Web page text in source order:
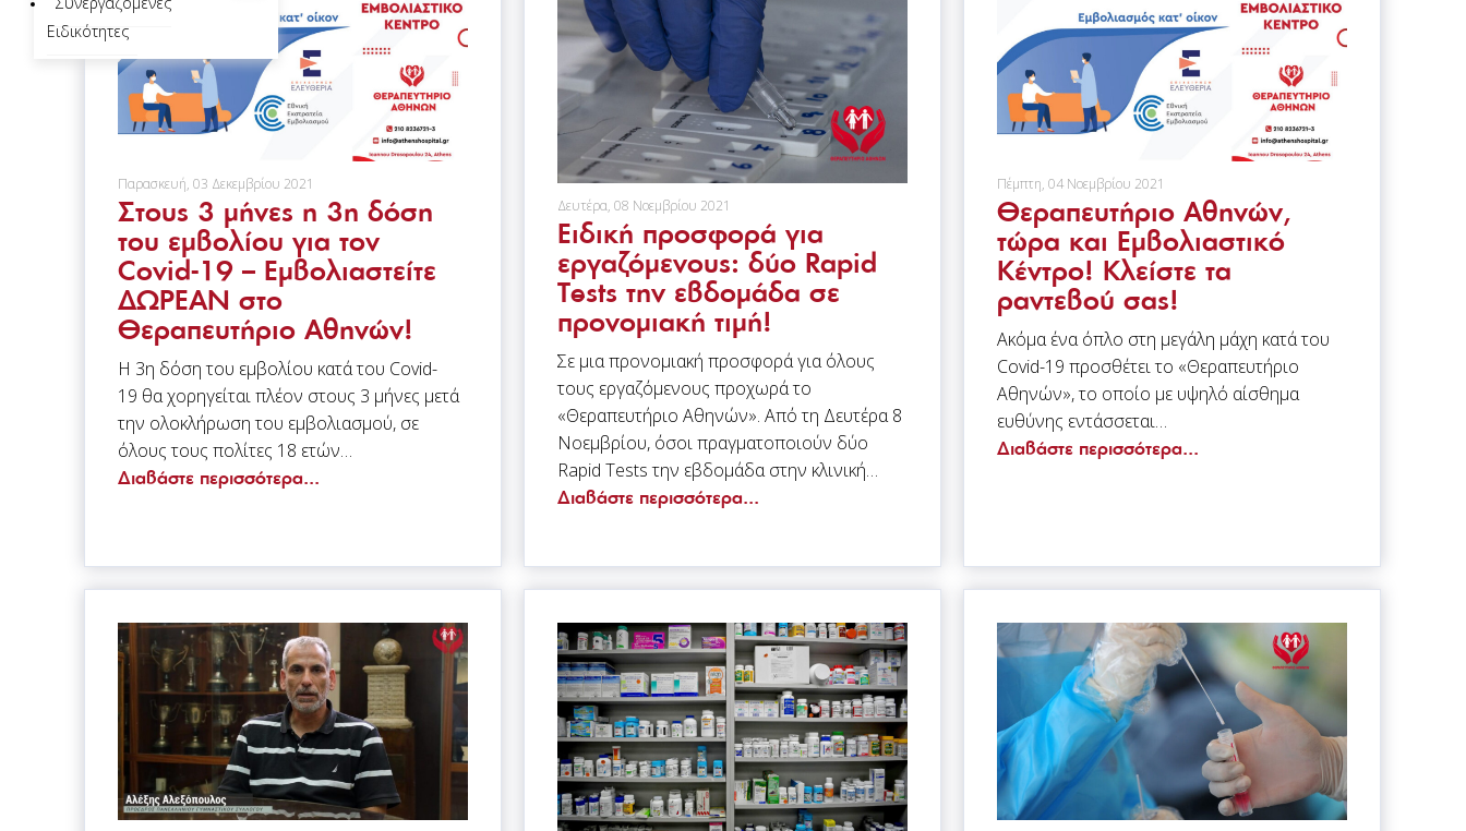
Ειδικότητες
Παρασκευή, 03 Δεκεμβρίου 2021
Στους 3 μήνες η 3η δόση
του εμβολίου για τον
Covid-19 – Εμβολιαστείτε
ΔΩΡΕΑΝ στο
Θεραπευτήριο Αθηνών!
Η 3η δόση του εμβολίου κατά του Covid-
19 θα χορηγείται πλέον στους 3 μήνες μετά
την ολοκλήρωση του εμβολιασμού, σε
όλους τους πολίτες 18 ετών…
Διαβάστε περισσότερα...
Δευτέρα, 08 Νοεμβρίου 2021
Ειδική προσφορά για
εργαζόμενους: δύο Rapid
Tests την εβδομάδα σε
προνομιακή τιμή!
Σε μια προνομιακή προσφορά για όλους
τους εργαζόμενους προχωρά το
«Θεραπευτήριο Αθηνών». Από τη Δευτέρα 8
Νοεμβρίου, όσοι πραγματοποιούν δύο
Rapid Tests την εβδομάδα στην κλινική…
Διαβάστε περισσότερα...
Πέμπτη, 04 Νοεμβρίου 2021
Θεραπευτήριο Αθηνών,
τώρα και Εμβολιαστικό
Κέντρο! Κλείστε τα
ραντεβού σας!
Ακόμα ένα όπλο στη μεγάλη μάχη κατά του
Covid-19 προσθέτει το «Θεραπευτήριο
Αθηνών», το οποίο με υψηλό αίσθημα
ευθύνης εντάσσεται…
Διαβάστε περισσότερα...